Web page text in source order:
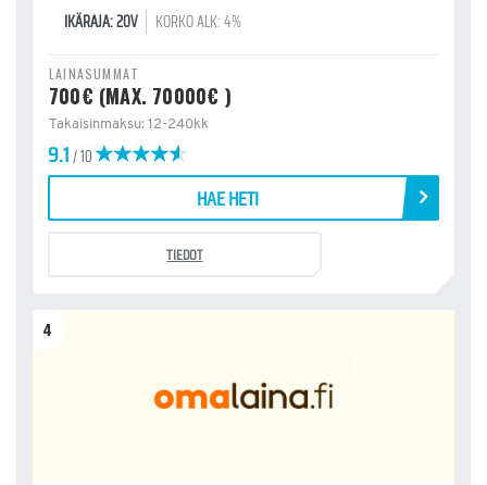
IKÄRAJA: 20V KORKO ALK: 4%
LAINASUMMAT
700€ (MAX. 70000€ )
Takaisinmaksu: 12-240kk
9.1/ 10
HAE HETI
TIEDOT
4